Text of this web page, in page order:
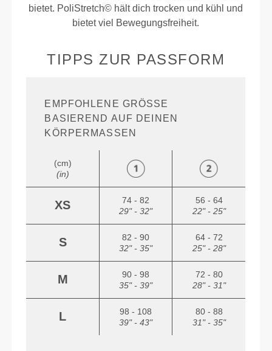
bietet. PoliStretch© hält dich trocken und kühl und
bietet viel Bewegungsfreiheit.
TIPPS ZUR PASSFORM
EMPFOHLENE GRÖSSE B
ASIEREND AUF DEINEN K
ÖRPERMASSEN
(cm)
(in)
XS
74 - 82
29" - 32"
56 - 64
22" - 25"
S
82 - 90
32" - 35"
64 - 72
25" - 28"
M
90 - 98
35" - 39"
72 - 80
28" - 31"
L
98 - 108
39" - 43"
80 - 88
31" - 35"